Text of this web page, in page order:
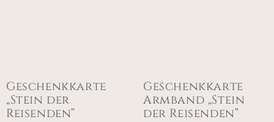
Geschenkkarte
„Stein der
Reisenden“
Geschenkkarte
Armband „Stein
der Reisenden“